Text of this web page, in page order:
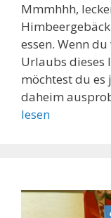
Mmmhhh,
essen. Wenn
Urlaubs dieses
möchtest du es
daheim
lesen